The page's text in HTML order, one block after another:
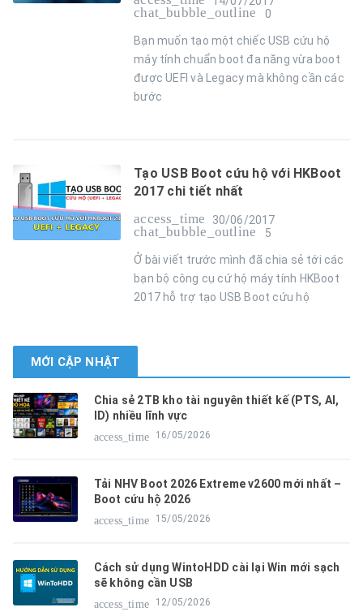
chat_bubble_outline 0
Bạn muốn tạo một chiếc USB cứu hộ
máy tính chuẩn boot đa năng vừa boot
được UEFI và Legacy mà không cần các
bước
Tạo USB Boot cứu hộ với HKBoot
2017 chi tiết nhất
access_time
30/06/2017
chat_bubble_outline 5
Ở bài viết trước mình đã chia sẻ tới các
bạn bộ công cụ cứ hộ máy tính HKBoot
2017 hỗ trợ tạo USB Boot cứu hộ
MỚI CẬP NHẬT
Chia sẻ 2TB kho tài nguyên thiết kế (PTS, AI,
ID) nhiều lĩnh vực
access_time
16/05/2026
Tải NHV Boot 2026 Extreme v2600 mới nhất –
Boot cứu hộ 2026
access_time
15/05/2026
Cách sử dụng WintoHDD cài lại Win mới sạch
sẽ không cần USB
access_time
12/05/2026